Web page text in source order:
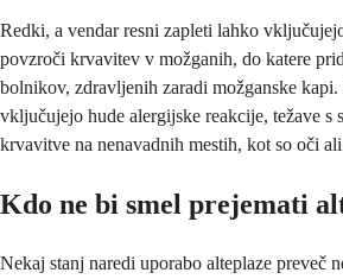
Redki, a vendar resni zapleti lahko
povzroči krvavitev v možganih, do katere
bolnikov, zdravljenih zaradi možganske
vključujejo hude alergijske reakcije, težave s
krvavitve na nenavadnih mestih, kot so oči
Kdo ne bi smel prejemati
Nekaj stanj naredi uporabo alteplaze preveč